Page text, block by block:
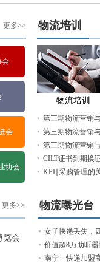
更多>>
会
会
协会
物流培训
物流培训
第三期物流营销
第三期物流营销
第三期物流营销
CILT证书到期换
KPI∣采购管理的
更多>>
览会
物流曝光台
女子快递丢失，
价值超8万助听
南宁一快递加盟